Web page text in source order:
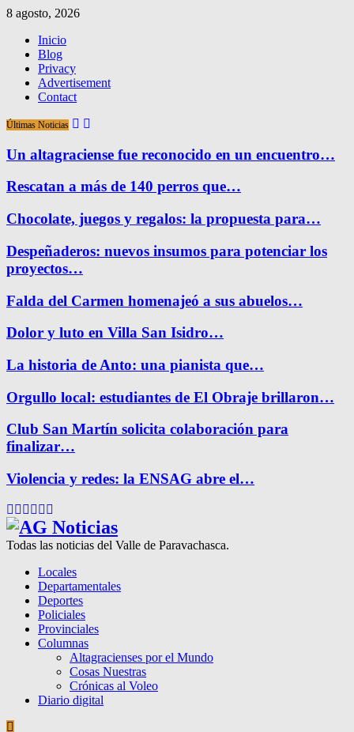
8 agosto, 2026
Inicio
Blog
Privacy
Advertisement
Contact
Últimas Noticias
Un altagraciense fue reconocido en un encuentro…
Rescatan a más de 140 perros que…
Chocolate, juegos y regalos: la propuesta para…
Despeñaderos: nuevos insumos para potenciar los
proyectos…
Falda del Carmen homenajeó a sus abuelos…
Dolor y luto en Villa San Isidro…
La historia de Anto: una pianista que…
Orgullo local: estudiantes de El Obraje brillaron…
Club San Martín solicita colaboración para
finalizar…
Violencia y redes: la ENSAG abre el…
Facebook
Twitter
Instagram
Pinterest
Google
Todas las noticias del Valle de Paravachasca.
Locales
Departamentales
Deportes
Policiales
Provinciales
Columnas
Altagracienses por el Mundo
Cosas Nuestras
Crónicas al Voleo
Diario digital